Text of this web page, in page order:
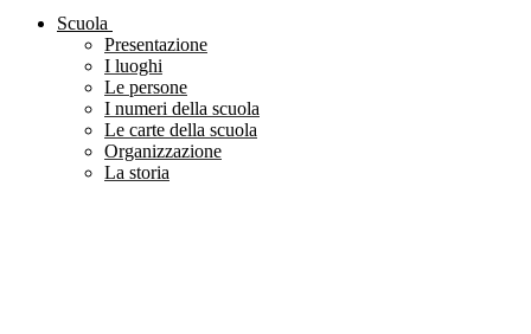
Scuola
Presentazione
I luoghi
Le persone
I numeri della scuola
Le carte della scuola
Organizzazione
La storia